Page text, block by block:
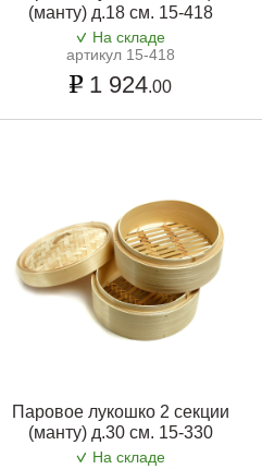
(манту) д.18 см. 15-418
На складе
артикул 15-418
1 924.00
Паровое лукошко 2 секции
(манту) д.30 см. 15-330
На складе